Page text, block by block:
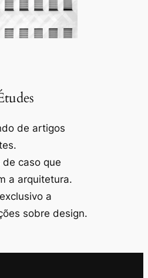
de artigos
de caso que
a arquitetura.
a
sobre design.